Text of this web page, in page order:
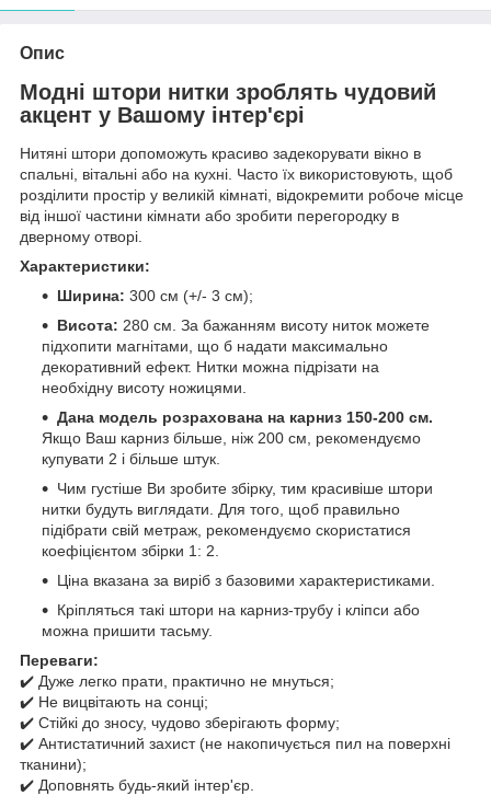
Опис
Модні штори нитки зроблять чудовий
акцент у Вашому інтер'єрі
Нитяні штори допоможуть красиво задекорувати вікно в
спальні, вітальні або на кухні. Часто їх використовують, щоб
розділити простір у великій кімнаті, відокремити робоче місце
від іншої частини кімнати або зробити перегородку в
дверному отворі.
Характеристики:
Ширина: 300 см (+/- 3 см);
Висота: 280 см. За бажанням висоту ниток можете
підхопити магнітами, що б надати максимально
декоративний ефект. Нитки можна підрізати на
необхідну висоту ножицями.
Дана модель розрахована на карниз 150-200 см.
Якщо Ваш карниз більше, ніж 200 см, рекомендуємо
купувати 2 і більше штук.
Чим густіше Ви зробите збірку, тим красивіше штори
нитки будуть виглядати. Для того, щоб правильно
підібрати свій метраж, рекомендуємо скористатися
коефіцієнтом збірки 1: 2.
Ціна вказана за виріб з базовими характеристиками.
Кріпляться такі штори на карниз-трубу і кліпси або
можна пришити тасьму.
Переваги:
✔️ Дуже легко прати, практично не мнуться;
✔️ Не вицвітають на сонці;
✔️ Стійкі до зносу, чудово зберігають форму;
✔️ Антистатичний захист (не накопичується пил на поверхні
тканини);
✔️ Доповнять будь-який інтер'єр.